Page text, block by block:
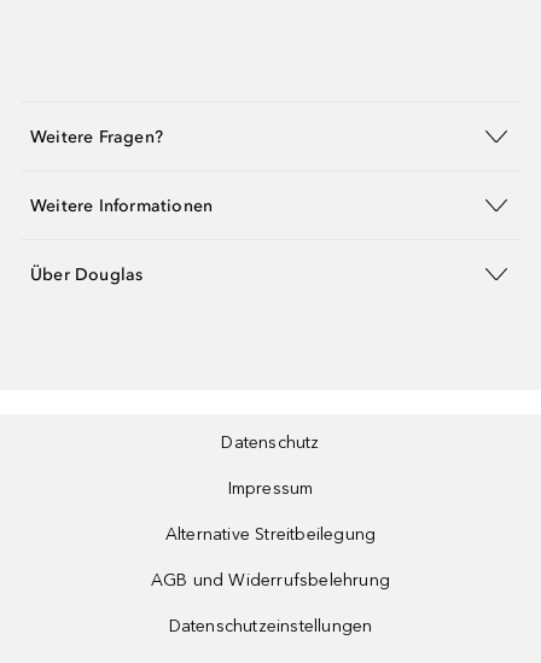
Weitere Fragen?
Weitere Informationen
Über Douglas
Datenschutz
Impressum
Alternative Streitbeilegung
AGB und Widerrufsbelehrung
Datenschutzeinstellungen